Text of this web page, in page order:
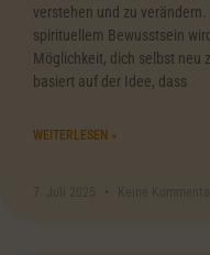
verstehen und zu
spirituellem Bewusstsein
Möglichkeit, dich selbst neu
basiert auf der Idee, dass
WEITERLESEN »
7. Juli 2025 Keine